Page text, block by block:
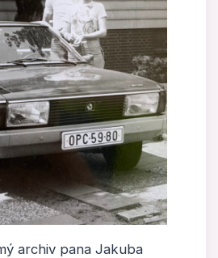
archiv pana Jakuba